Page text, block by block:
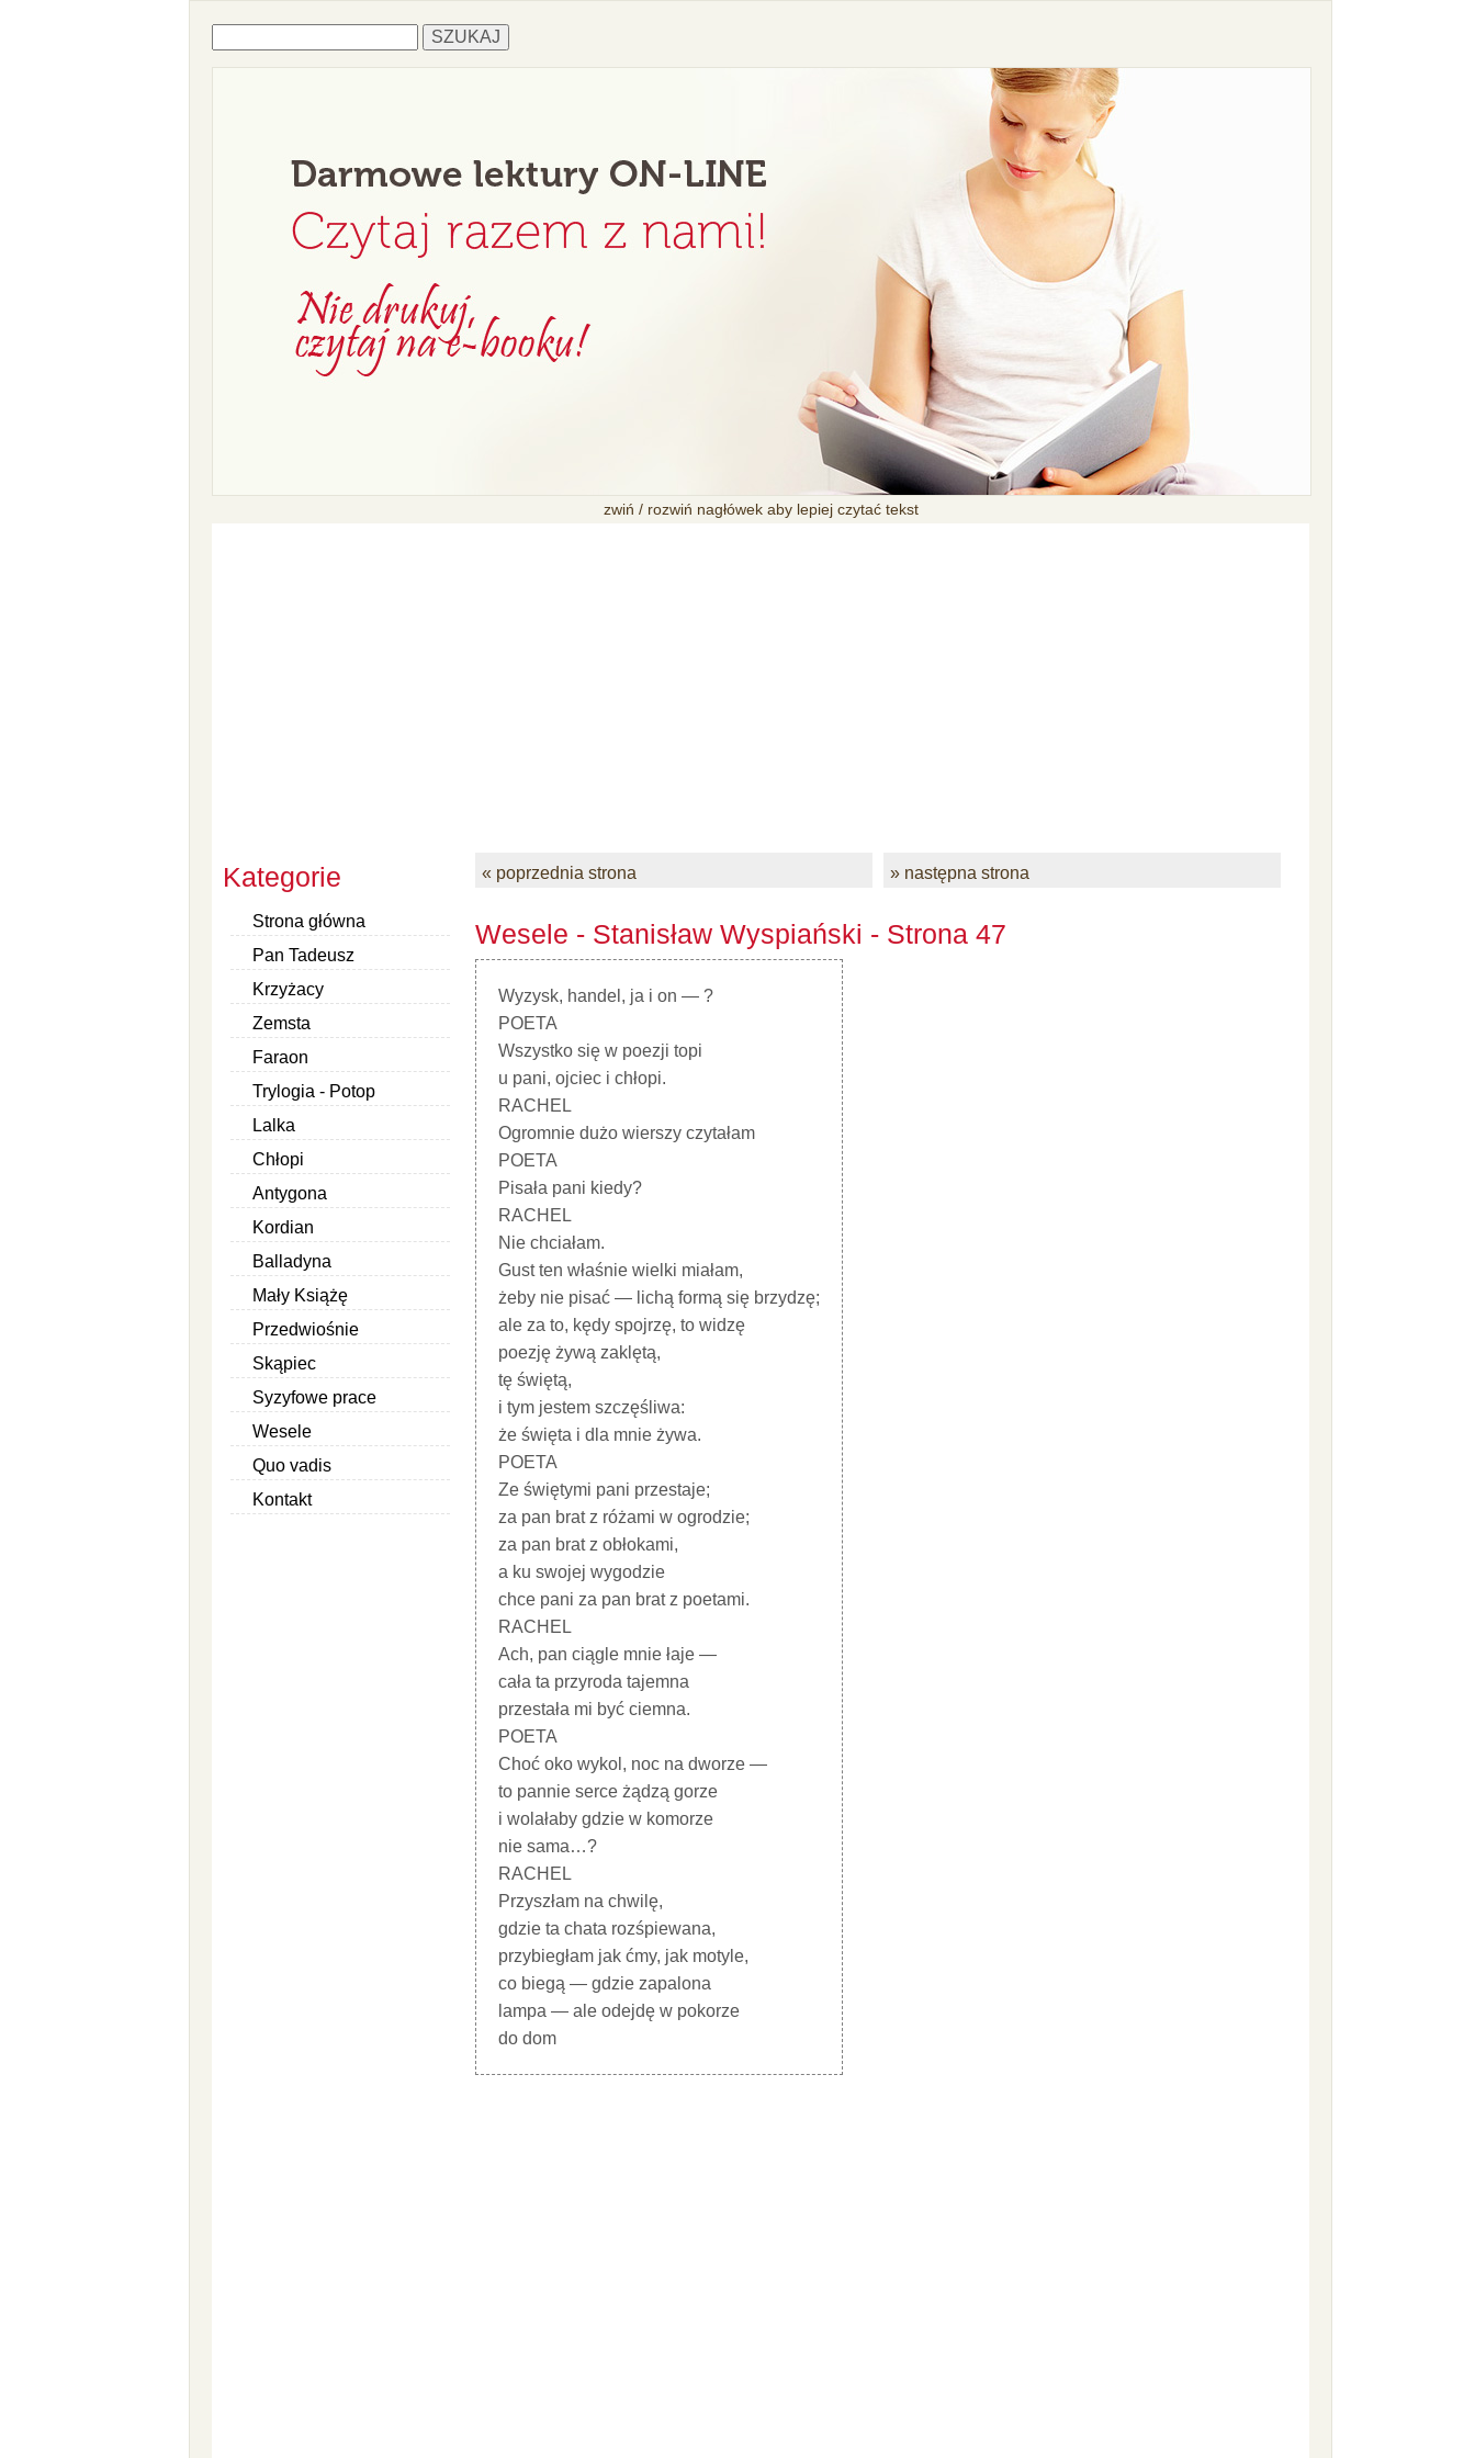
zwiń / rozwiń nagłówek aby lepiej czytać tekst
Kategorie
Strona główna
Pan Tadeusz
Krzyżacy
Zemsta
Faraon
Trylogia - Potop
Lalka
Chłopi
Antygona
Kordian
Balladyna
Mały Książę
Przedwiośnie
Skąpiec
Syzyfowe prace
Wesele
Quo vadis
Kontakt
« poprzednia strona » następna strona
Wesele - Stanisław Wyspiański - Strona 47
Wyzysk, handel, ja i on — ?
POETA
Wszystko się w poezji topi
u pani, ojciec i chłopi.
RACHEL
Ogromnie dużo wierszy czytałam
POETA
Pisała pani kiedy?
RACHEL
Nie chciałam.
Gust ten właśnie wielki miałam,
żeby nie pisać — lichą formą się brzydzę;
ale za to, kędy spojrzę, to widzę
poezję żywą zaklętą,
tę świętą,
i tym jestem szczęśliwa:
że święta i dla mnie żywa.
POETA
Ze świętymi pani przestaje;
za pan brat z różami w ogrodzie;
za pan brat z obłokami,
a ku swojej wygodzie
chce pani za pan brat z poetami.
RACHEL
Ach, pan ciągle mnie łaje —
cała ta przyroda tajemna
przestała mi być ciemna.
POETA
Choć oko wykol, noc na dworze —
to pannie serce żądzą gorze
i wolałaby gdzie w komorze
nie sama…?
RACHEL
Przyszłam na chwilę,
gdzie ta chata rozśpiewana,
przybiegłam jak ćmy, jak motyle,
co biegą — gdzie zapalona
lampa — ale odejdę w pokorze
do dom